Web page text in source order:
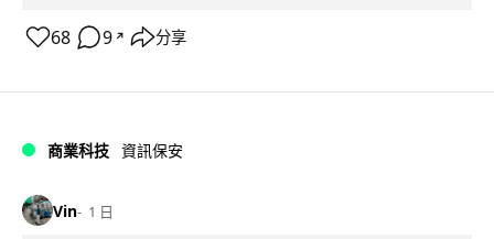
68 9 ↗ 分享
商業科技 資訊保安
Vin 1 日